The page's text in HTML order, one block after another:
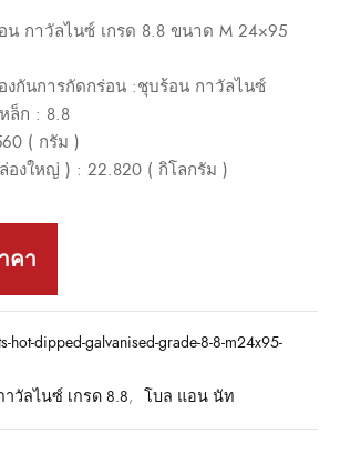
กาวัลไนซ์ เกรด 8.8 ขนาด M 24×95
งกันการกัดกร่อน :ชุบร้อน กาวัลไนซ์
ล็ก : 8.8
( กรัม )
งใหญ่ ) : 22.820 ( กิโลกรัม )
คา
hot-dipped-galvanised-grade-8-8-m24x95-
วัลไนซ์ เกรด 8.8, โบล แอน นัท